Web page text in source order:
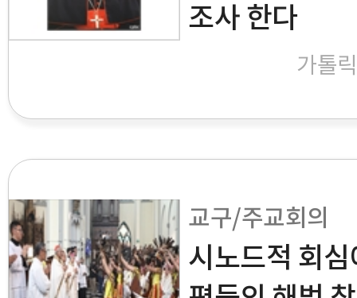
조사 한다
가톨
교구/주교회의
시노드적 회